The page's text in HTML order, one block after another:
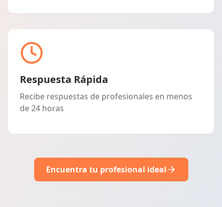
Respuesta Rápida
Recibe respuestas de profesionales en menos
de 24 horas
Encuentra tu profesional ideal